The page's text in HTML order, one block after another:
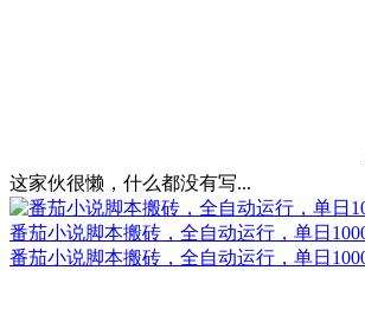
这家伙很懒，什么都没有写...
番茄小说脚本搬砖，全自动运行，单日
番茄小说脚本搬砖，全自动运行，单日